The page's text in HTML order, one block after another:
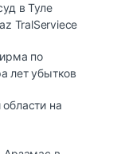
в Туле
TralServiece
по
лет убытков
на